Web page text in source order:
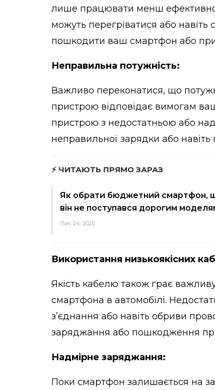
лише працювати менш
можуть перегріватися або
пошкодити ваш смартфон або
Неправильна потужність:
Важливо переконатися, що
пристрою відповідає вимогам
пристрою з недостатньою або
неправильної зарядки або
⚡ ЧИТАЮТЬ ПРЯМО ЗАРАЗ
Як обрати бюджетний смартфон,
він не поступався дорогим
Лис 24, 2025
Використання низькоякісних
Якість кабелю також грає
смартфона в автомобілі.
з’єднання або навіть обриви
заряджання або пошкодження
Надмірне заряджання:
Поки смартфон залишається на